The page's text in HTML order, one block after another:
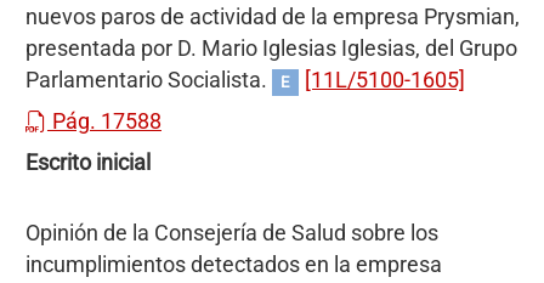
nuevos paros de actividad de la empresa Prysmian,
presentada por D. Mario Iglesias Iglesias, del Grupo
Parlamentario Socialista.
E
[11L/5100-1605]
Pág. 17588
Escrito inicial
Opinión de la Consejería de Salud sobre los
incumplimientos detectados en la empresa